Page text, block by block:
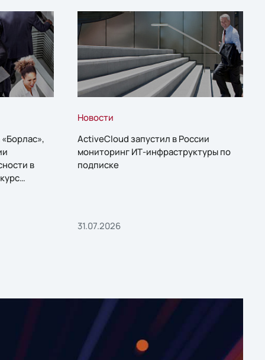
в
Новости
ActiveCloud запустил в России
мониторинг ИТ-инфраструктуры по
подписке
31.07.2026